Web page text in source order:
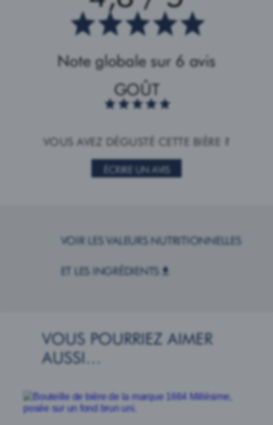
Note globale sur 6 avis
GOÛT
VOUS AVEZ DÉGUSTÉ CETTE BIÈRE ?
ÉCRIRE UN AVIS
VOIR LES VALEURS NUTRITIONNELLES
ET LES INGRÉDIENTS
VOUS POURRIEZ AIMER
AUSSI…